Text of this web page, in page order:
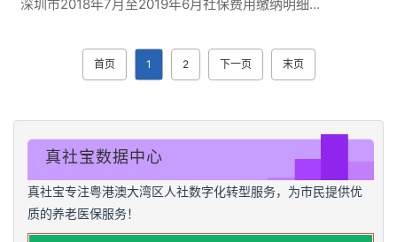
深圳市2018年7月至2019年6月社保费用缴纳明细...
首页 1 2 下一页 末页
真社宝数据中心
真社宝专注粤港澳大湾区人社数字化转型服务，为市民提供优
质的养老医保服务！